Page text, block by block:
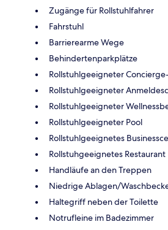
Zugänge für Rollstuhlfahrer
Fahrstuhl
Barrierearme Wege
Behindertenparkplätze
Rollstuhlgeeigneter
Rollstuhlgeeigneter
Rollstuhlgeeigneter
Rollstuhlgeeigneter Pool
Rollstuhlgeeignetes
Rollstuhgeeignetes Restaurant
Handläufe an den Treppen
Niedrige Ablagen/
Haltegriff neben der Toilette
Notrufleine im Badezimmer